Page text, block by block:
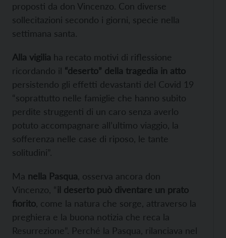
proposti da don Vincenzo. Con diverse
sollecitazioni secondo i giorni, specie nella
settimana santa.
Alla vigilia ha recato motivi di riflessione
ricordando il “deserto” della tragedia in atto
persistendo gli effetti devastanti del Covid 19
“soprattutto nelle famiglie che hanno subito
perdite struggenti di un caro senza averlo
potuto accompagnare all’ultimo viaggio, la
sofferenza nelle case di riposo, le tante
solitudini”.
Ma nella Pasqua , osserva ancora don
Vincenzo, “il deserto può diventare un prato
fiorito , come la natura che sorge, attraverso la
preghiera e la buona notizia che reca la
Resurrezione”. Perché la Pasqua, rilanciava nel